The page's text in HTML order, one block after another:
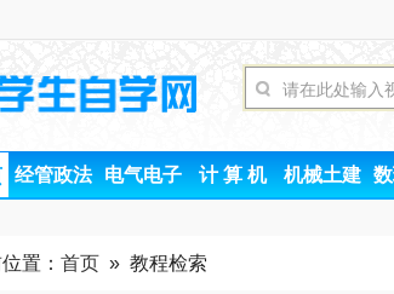
经管政法 电气电子 计 算 机 机械土建
置： 首页 » 教程检索